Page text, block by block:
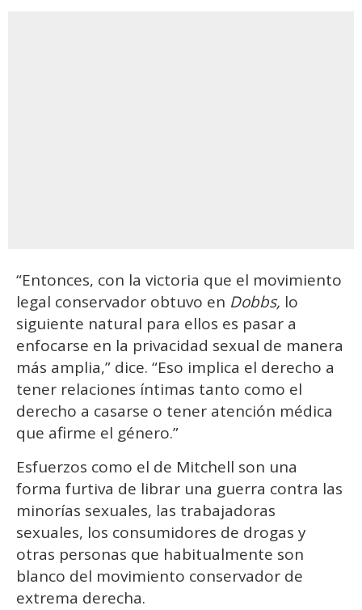
“Entonces, con la victoria que el movimiento
legal conservador obtuvo en Dobbs, lo
siguiente natural para ellos es pasar a
enfocarse en la privacidad sexual de manera
más amplia,” dice. “Eso implica el derecho a
tener relaciones íntimas tanto como el
derecho a casarse o tener atención médica
que afirme el género.”
Esfuerzos como el de Mitchell son una
forma furtiva de librar una guerra contra las
minorías sexuales, las trabajadoras
sexuales, los consumidores de drogas y
otras personas que habitualmente son
blanco del movimiento conservador de
extrema derecha.